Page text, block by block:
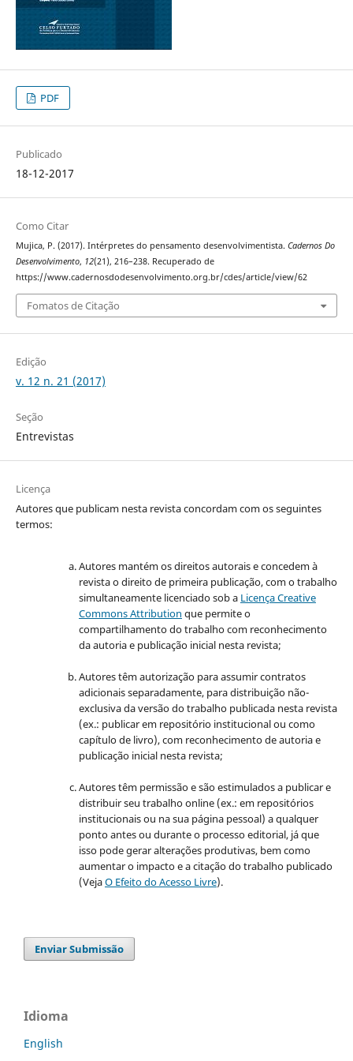
PDF
Publicado
18-12-2017
Como Citar
Mujica, P. (2017). Intérpretes do pensamento desenvolvimentista. Cadernos Do
Desenvolvimento, 12(21), 216–238. Recuperado de
https://www.cadernosdodesenvolvimento.org.br/cdes/article/view/62
Fomatos de Citação
Edição
v. 12 n. 21 (2017)
Seção
Entrevistas
Licença
Autores que publicam nesta revista concordam com os seguintes
termos:
Autores mantém os direitos autorais e concedem à
revista o direito de primeira publicação, com o trabalho
simultaneamente licenciado sob a Licença Creative
Commons Attribution que permite o
compartilhamento do trabalho com reconhecimento
da autoria e publicação inicial nesta revista;
Autores têm autorização para assumir contratos
adicionais separadamente, para distribuição não-
exclusiva da versão do trabalho publicada nesta revista
(ex.: publicar em repositório institucional ou como
capítulo de livro), com reconhecimento de autoria e
publicação inicial nesta revista;
Autores têm permissão e são estimulados a publicar e
distribuir seu trabalho online (ex.: em repositórios
institucionais ou na sua página pessoal) a qualquer
ponto antes ou durante o processo editorial, já que
isso pode gerar alterações produtivas, bem como
aumentar o impacto e a citação do trabalho publicado
(VejaO Efeito do Acesso Livre).
Enviar Submissão
Idioma
English